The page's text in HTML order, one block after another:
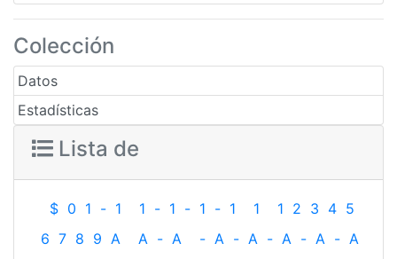
Colección
Datos
Estadísticas
Lista de
$ 0 1 - 1 1 - 1 - 1 - 1 1 1 2 3 4 5
6 7 8 9 A A - A - A - A - A - A - A